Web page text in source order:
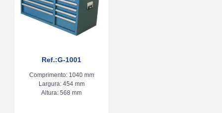
Ref.:G-1001
Comprimento: 1040 mm
Largura: 454 mm
Altura: 568 mm